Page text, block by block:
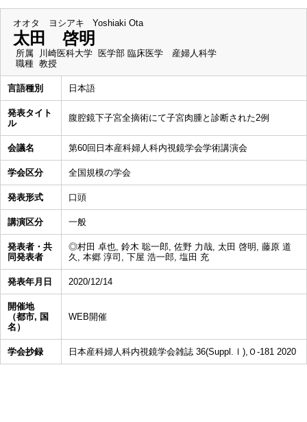
オオタ ヨシアキ Yoshiaki Ota
太田 啓明
所属
川崎医科大学 医学部 臨床医学 産婦人科学
職種 教授
言語種別 日本語
発表タイト
ル
腹腔鏡下子宮全摘術にて子宮肉腫と診断された2例
会議名 第60回日本産科婦人科内視鏡学会学術講演会
学会区分 全国規模の学会
発表形式 口頭
講演区分 一般
発表者・共
同発表者
◎村田 卓也, 鈴木 聡一郎, 佐野 力哉, 太田 啓明, 藤原 道
久, 本郷 淳司, 下屋 浩一郎, 塩田 充
発表年月日 2020/12/14
開催地
（都市, 国
名）
WEB開催
学会抄録 日本産科婦人科内視鏡学会雑誌 36(Suppl.Ⅰ),Ｏ-181 2020